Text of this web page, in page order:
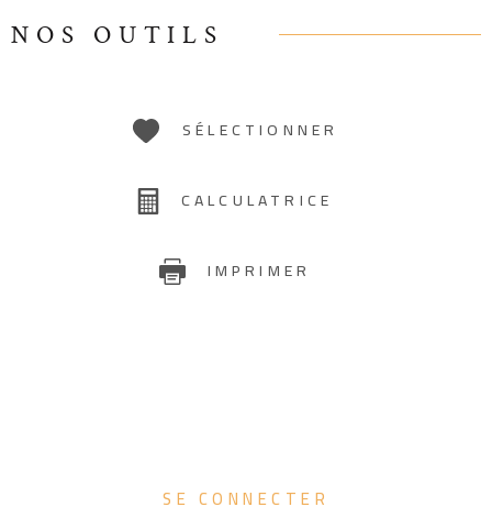
NOS OUTILS
SÉLECTIONNER
CALCULATRICE
IMPRIMER
SE CONNECTER